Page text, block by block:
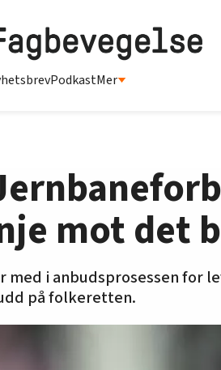
PodkastMer
mot det
med i anbudsprosessen for
på folkeretten.